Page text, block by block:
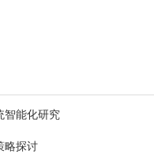
智能化研究
略探讨